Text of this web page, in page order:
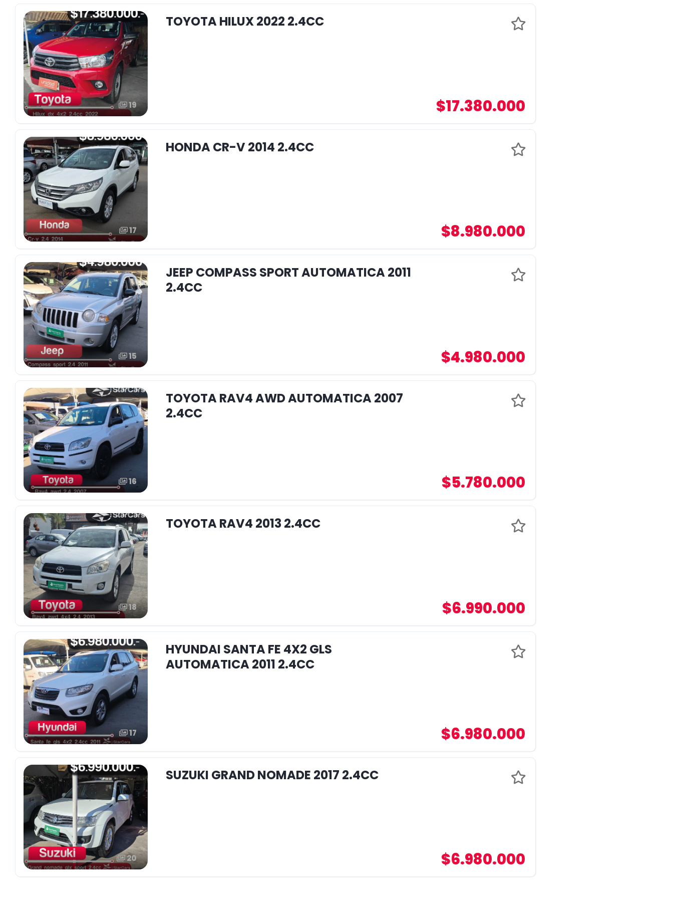
19
TOYOTA HILUX 2022 2.4CC
$17.380.000
17
HONDA CR-V 2014 2.4CC
$8.980.000
15
JEEP COMPASS SPORT AUTOMATICA 2011
2.4CC
$4.980.000
16
TOYOTA RAV4 AWD AUTOMATICA 2007
2.4CC
$5.780.000
18
TOYOTA RAV4 2013 2.4CC
$6.990.000
17
HYUNDAI SANTA FE 4X2 GLS
AUTOMATICA 2011 2.4CC
$6.980.000
20
SUZUKI GRAND NOMADE 2017 2.4CC
$6.980.000